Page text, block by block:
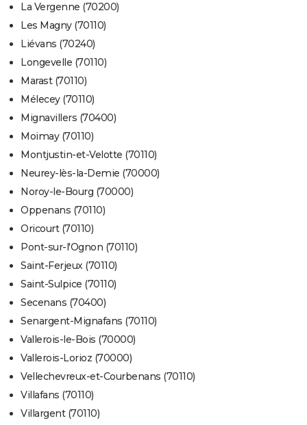
La Vergenne (70200)
Les Magny (70110)
Liévans (70240)
Longevelle (70110)
Marast (70110)
Mélecey (70110)
Mignavillers (70400)
Moimay (70110)
Montjustin-et-Velotte (70110)
Neurey-lès-la-Demie (70000)
Noroy-le-Bourg (70000)
Oppenans (70110)
Oricourt (70110)
Pont-sur-l'Ognon (70110)
Saint-Ferjeux (70110)
Saint-Sulpice (70110)
Secenans (70400)
Senargent-Mignafans (70110)
Vallerois-le-Bois (70000)
Vallerois-Lorioz (70000)
Vellechevreux-et-Courbenans (70110)
Villafans (70110)
Villargent (70110)